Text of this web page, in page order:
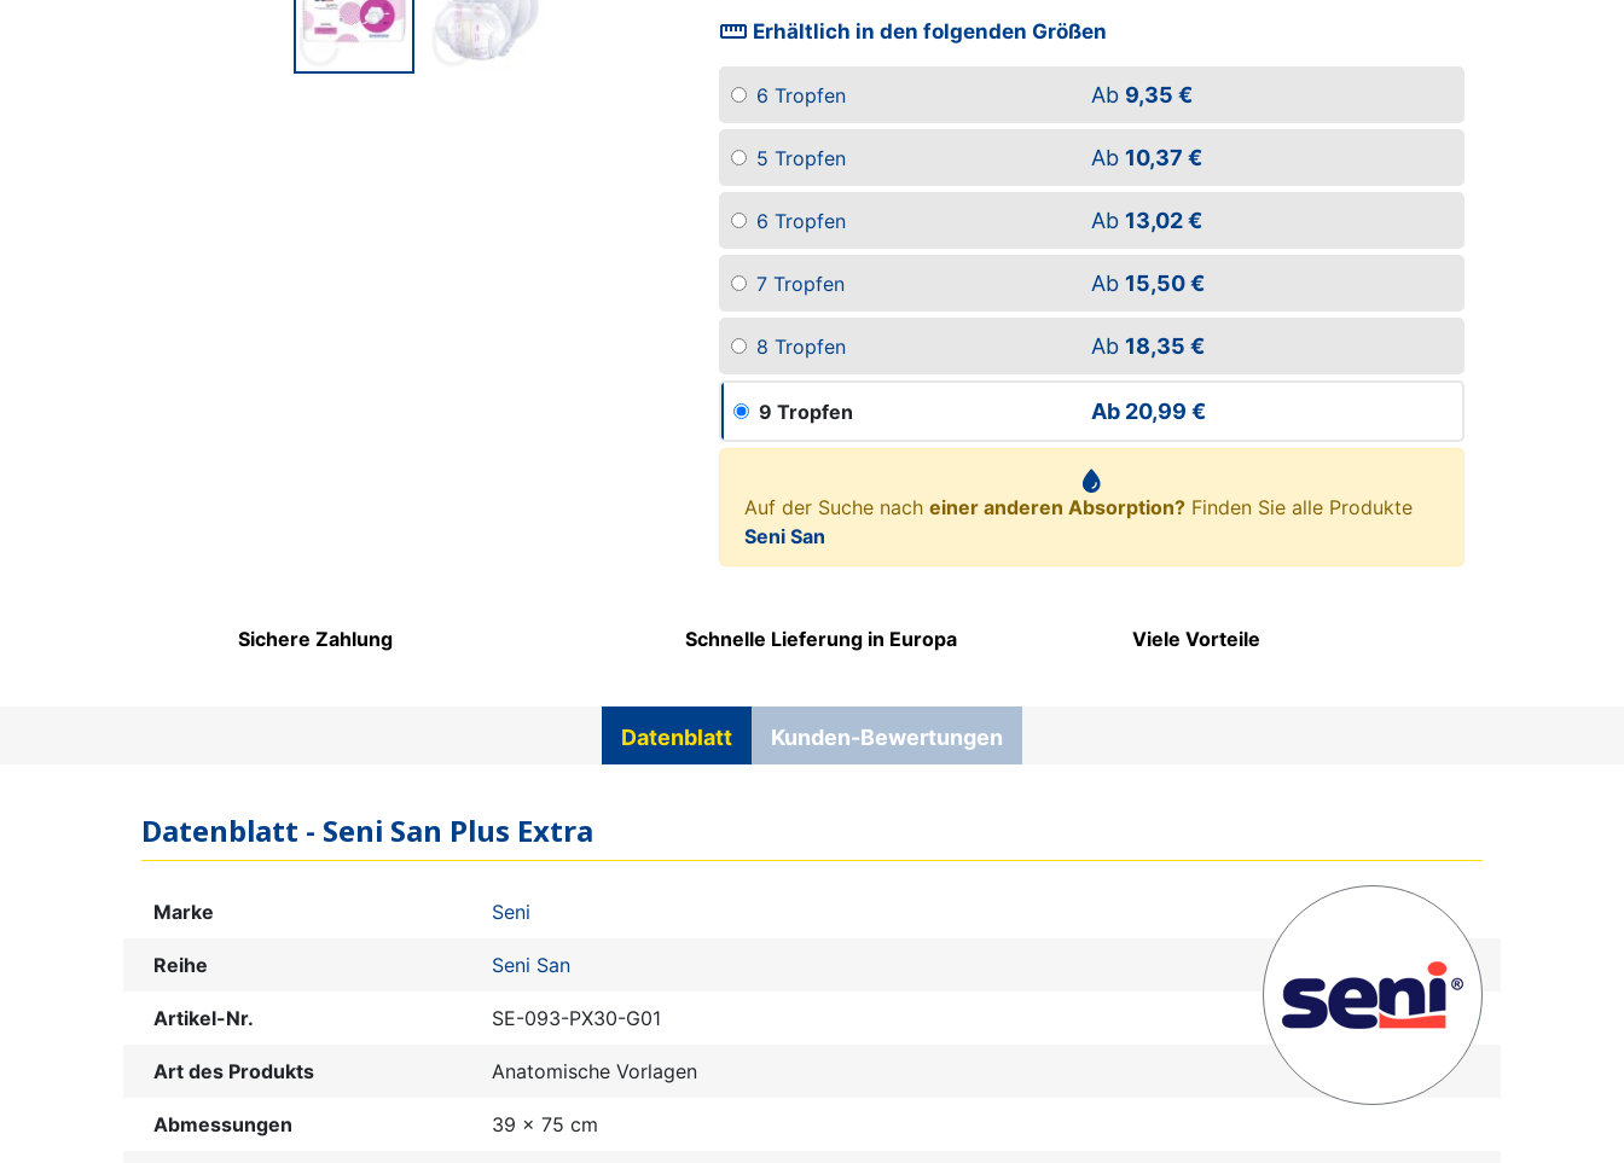
PFLEGEPRODUKTE FÜR
straighten Erhältlich in den folgenden Größen
6 Tropfen Ab 9,35 €
5 Tropfen Ab 10,37 €
6 Tropfen Ab 13,02 €
7 Tropfen Ab 15,50 €
8 Tropfen Ab 18,35 €
9 Tropfen Ab 20,99 €
Auf der Suche nach einer anderen Absorption?Finden Sie alle Produkte
Seni San
Sichere Zahlung Schnelle Lieferung in Europa Viele Vorteile
Datenblatt Kunden-Bewertungen
Datenblatt - Seni San Plus Extra
Marke Seni
Reihe Seni San
Artikel-Nr. SE-093-PX30-G01
Art des Produkts Anatomische Vorlagen
Abmessungen 39 x 75 cm